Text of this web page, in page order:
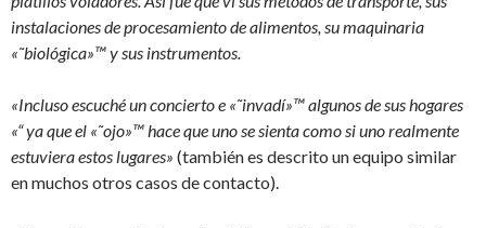
instalaciones de procesamiento de alimentos, su maquinaria
«˜biológica»™ y sus instrumentos.
«Incluso escuché un concierto e «˜invadí»™ algunos de sus hogares
«“ ya que el «˜ojo»™ hace que uno se sienta como si uno realmente
estuviera estos lugares» (también es descrito un equipo similar
en muchos otros casos de contacto).